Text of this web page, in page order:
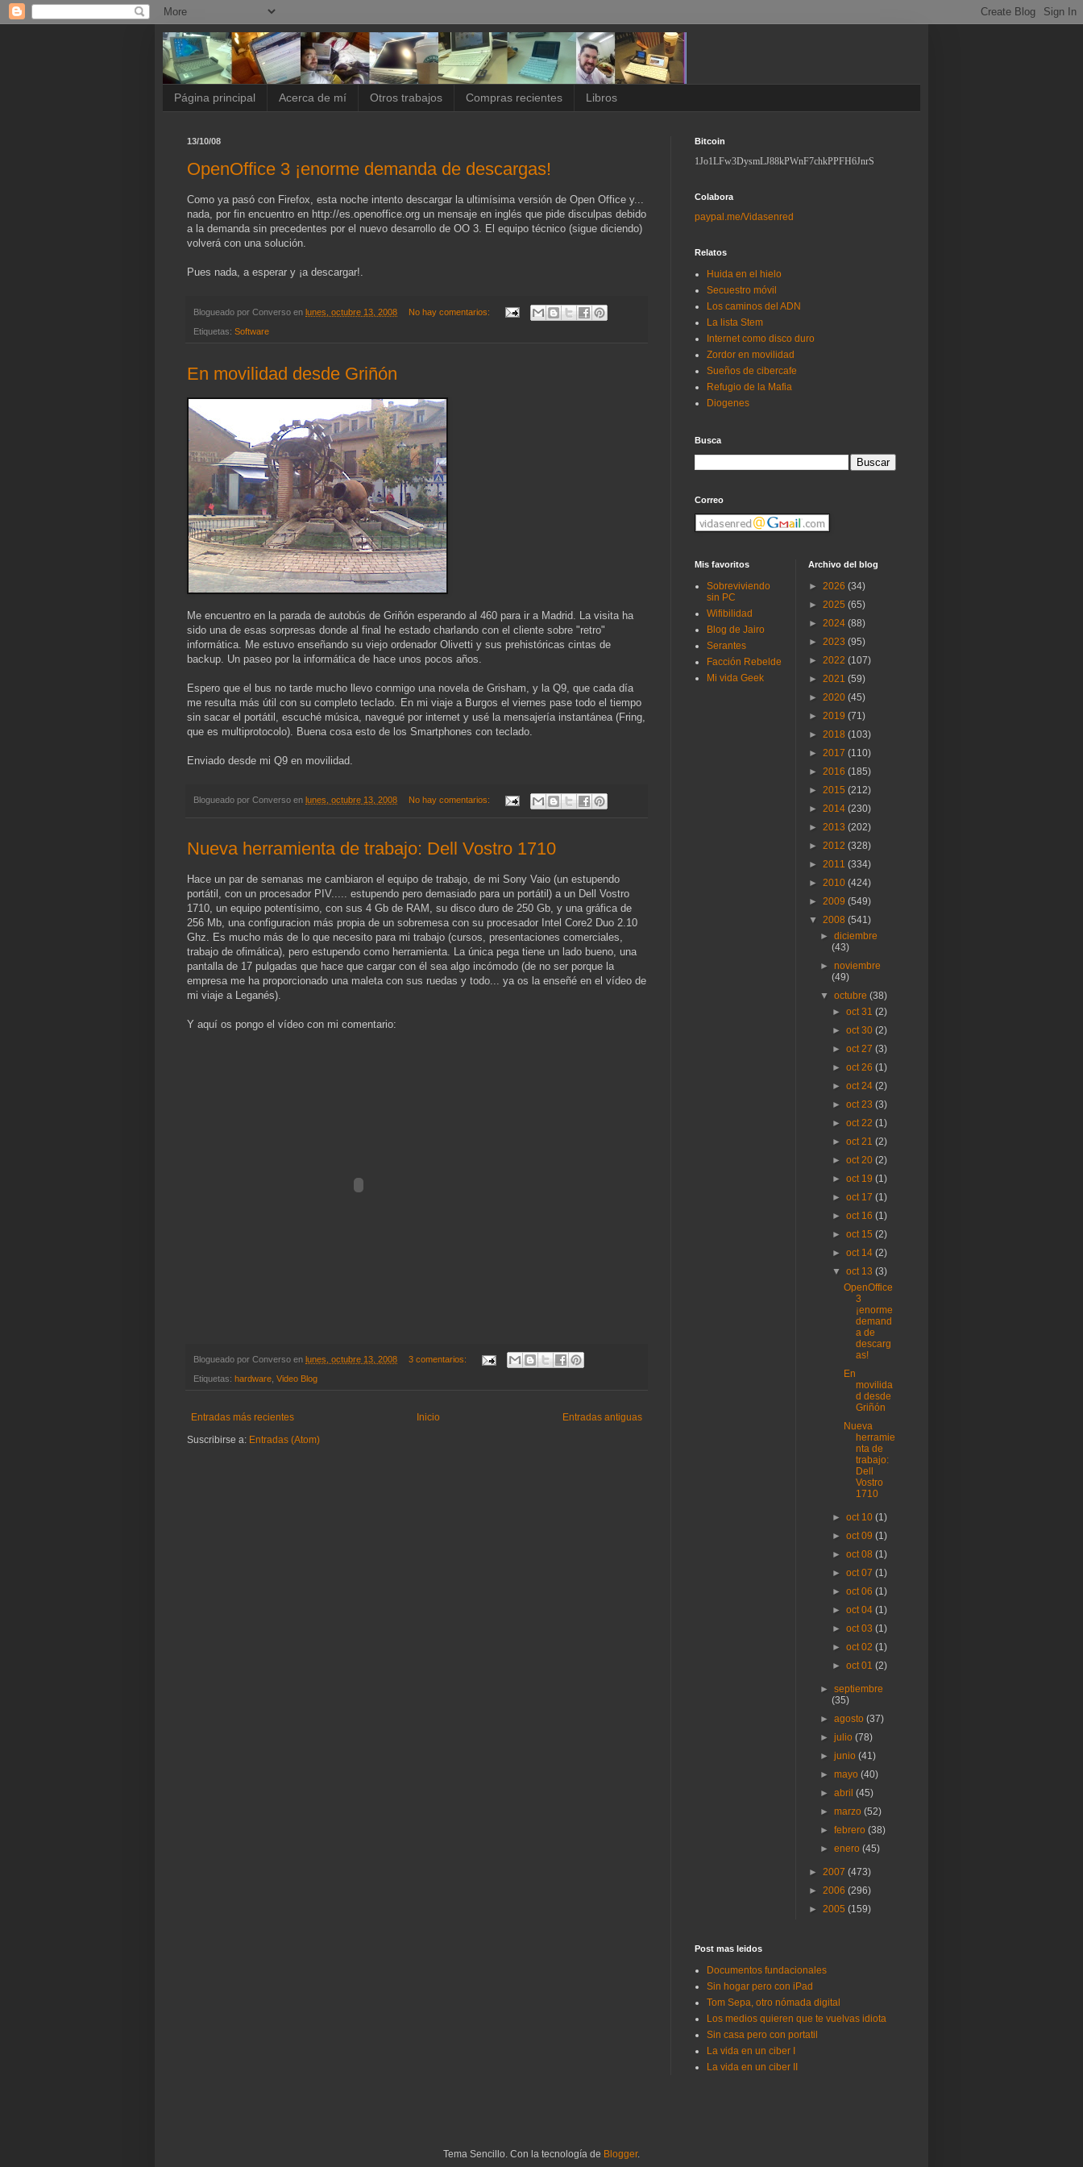
Página principal Acerca de mí Otros trabajos Compras recientes Libros
13/10/08
OpenOffice 3 ¡enorme demanda de descargas!
Como ya pasó con Firefox, esta noche intento descargar la ultimísima versión de Open Office y...
nada, por fin encuentro en http://es.openoffice.org un mensaje en inglés que pide disculpas debido
a la demanda sin precedentes por el nuevo desarrollo de OO 3. El equipo técnico (sigue diciendo)
volverá con una solución.
Pues nada, a esperar y ¡a descargar!.
Blogueado por Converso en lunes, octubre 13, 2008 No hay comentarios:
Etiquetas: Software
En movilidad desde Griñón
Me encuentro en la parada de autobús de Griñón esperando al 460 para ir a Madrid. La visita ha
sido una de esas sorpresas donde al final he estado charlando con el cliente sobre "retro"
informática. Me estuvo enseñando su viejo ordenador Olivetti y sus prehistóricas cintas de
backup. Un paseo por la informática de hace unos pocos años.
Espero que el bus no tarde mucho llevo conmigo una novela de Grisham, y la Q9, que cada día
me resulta más útil con su completo teclado. En mi viaje a Burgos el viernes pase todo el tiempo
sin sacar el portátil, escuché música, navegué por internet y usé la mensajería instantánea (Fring,
que es multiprotocolo). Buena cosa esto de los Smartphones con teclado.
Enviado desde mi Q9 en movilidad.
Blogueado por Converso en lunes, octubre 13, 2008 No hay comentarios:
Nueva herramienta de trabajo: Dell Vostro 1710
Hace un par de semanas me cambiaron el equipo de trabajo, de mi Sony Vaio (un estupendo
portátil, con un procesador PIV..... estupendo pero demasiado para un portátil) a un Dell Vostro
1710, un equipo potentísimo, con sus 4 Gb de RAM, su disco duro de 250 Gb, y una gráfica de
256 Mb, una configuracion más propia de un sobremesa con su procesador Intel Core2 Duo 2.10
Ghz. Es mucho más de lo que necesito para mi trabajo (cursos, presentaciones comerciales,
trabajo de ofimática), pero estupendo como herramienta. La única pega tiene un lado bueno, una
pantalla de 17 pulgadas que hace que cargar con él sea algo incómodo (de no ser porque la
empresa me ha proporcionado una maleta con sus ruedas y todo... ya os la enseñé en el vídeo de
mi viaje a Leganés).
Y aquí os pongo el vídeo con mi comentario:
Blogueado por Converso en lunes, octubre 13, 2008 3 comentarios:
Etiquetas: hardware Video Blog
Entradas más recientes Entradas antiguas
Inicio
Suscribirse a: Entradas (Atom)
Bitcoin
1Jo1LFw3DysmLJ88kPWnF7chkPPFH6JnrS
Colabora
paypal.me/Vidasenred
Relatos
Huida en el hielo
Secuestro móvil
Los caminos del ADN
La lista Stem
Internet como disco duro
Zordor en movilidad
Sueños de cibercafe
Refugio de la Mafia
Diogenes
Busca
Correo
Mis favoritos
Sobreviviendo
sin PC
Wifibilidad
Blog de Jairo
Serantes
Facción Rebelde
Mi vida Geek
Archivo del blog
► 2026 (34)
► 2025 (65)
► 2024 (88)
► 2023 (95)
► 2022 (107)
► 2021 (59)
► 2020 (45)
► 2019 (71)
► 2018 (103)
► 2017 (110)
► 2016 (185)
► 2015 (212)
► 2014 (230)
► 2013 (202)
► 2012 (328)
► 2011 (334)
► 2010 (424)
► 2009 (549)
▼ 2008 (541)
►diciembre
(43)
►noviembre
(49)
▼octubre(38)
► oct 31 (2)
► oct 30 (2)
► oct 27 (3)
► oct 26 (1)
► oct 24 (2)
► oct 23 (3)
► oct 22 (1)
► oct 21 (2)
► oct 20 (2)
► oct 19 (1)
► oct 17 (1)
► oct 16 (1)
► oct 15 (2)
► oct 14 (2)
▼ oct 13 (3)
OpenOffice
3
¡enorme
demand
a de
descarg
as!
En
movilida
d desde
Griñón
Nueva
herramie
nta de
trabajo:
Dell
Vostro
1710
► oct 10 (1)
► oct 09 (1)
► oct 08 (1)
► oct 07 (1)
► oct 06 (1)
► oct 04 (1)
► oct 03 (1)
► oct 02 (1)
► oct 01 (2)
►septiembre
(35)
►agosto(37)
►julio(78)
►junio(41)
►mayo(40)
►abril(45)
►marzo(52)
►febrero(38)
►enero(45)
► 2007 (473)
► 2006 (296)
► 2005 (159)
Post mas lei­dos
Documentos fundacionales
Sin hogar pero con iPad
Tom Sepa, otro nómada digital
Los medios quieren que te vuelvas idiota
Sin casa pero con portatil
La vida en un ciber I
La vida en un ciber II
Tema Sencillo. Con la tecnología de Blogger.